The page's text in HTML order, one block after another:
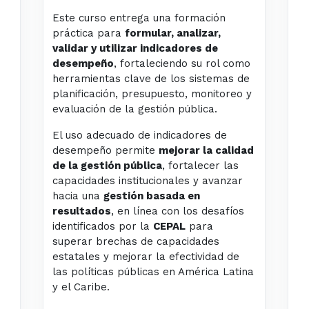
Este curso entrega una formación
práctica paraformular, analizar,
validar y utilizar indicadores de
desempeño, fortaleciendo su rol como
herramientas clave de los sistemas de
planificación, presupuesto, monitoreo y
evaluación de la gestión pública.
El uso adecuado de indicadores de
desempeño permite mejorar la calidad
de la gestión pública, fortalecer las
capacidades institucionales y avanzar
hacia una gestión basada en
resultados, en línea con los desafíos
identificados por la CEPAL para
superar brechas de capacidades
estatales y mejorar la efectividad de
las políticas públicas en América Latina
y el Caribe.